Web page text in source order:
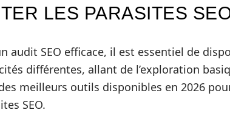
LES PARASITES
audit SEO efficace, il est essentiel de
différentes, allant de l’exploration
meilleurs outils disponibles en 2026
SEO.